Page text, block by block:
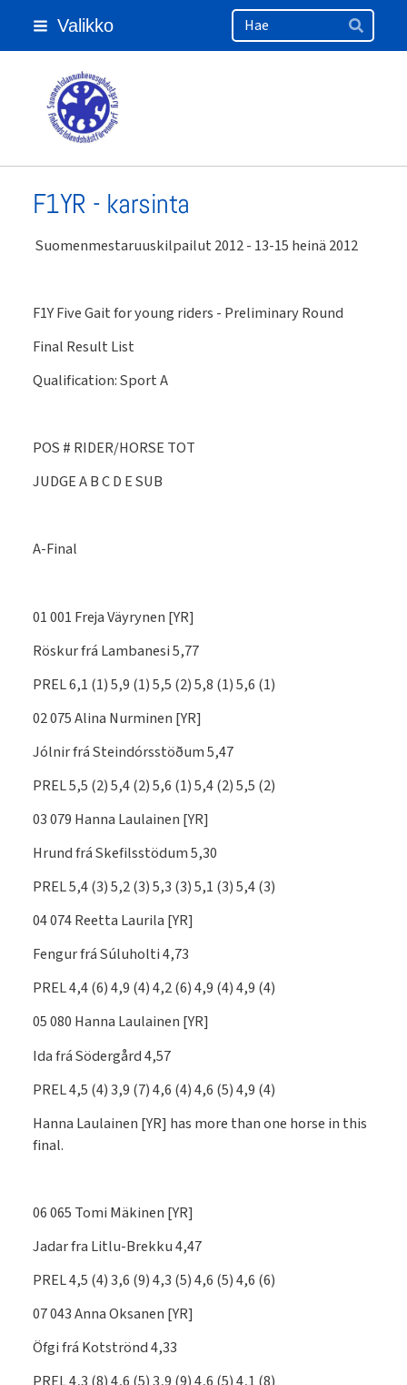
Siirry
Valikko Haku
Hae
Suomen Islanninhevosyhdistys ry
F1YR - karsinta
Suomenmestaruuskilpailut 2012 - 13-15 heinä 2012
F1Y Five Gait for young riders - Preliminary Round
Final Result List
Qualification: Sport A
POS # RIDER/HORSE TOT
JUDGE A B C D E SUB
A-Final
01 001 Freja Väyrynen [YR]
Röskur frá Lambanesi 5,77
PREL 6,1 (1) 5,9 (1) 5,5 (2) 5,8 (1) 5,6 (1)
02 075 Alina Nurminen [YR]
Jólnir frá Steindórsstöðum 5,47
PREL 5,5 (2) 5,4 (2) 5,6 (1) 5,4 (2) 5,5 (2)
03 079 Hanna Laulainen [YR]
Hrund frá Skefilsstödum 5,30
PREL 5,4 (3) 5,2 (3) 5,3 (3) 5,1 (3) 5,4 (3)
04 074 Reetta Laurila [YR]
Fengur frá Súluholti 4,73
PREL 4,4 (6) 4,9 (4) 4,2 (6) 4,9 (4) 4,9 (4)
05 080 Hanna Laulainen [YR]
Ida frá Södergård 4,57
PREL 4,5 (4) 3,9 (7) 4,6 (4) 4,6 (5) 4,9 (4)
Hanna Laulainen [YR] has more than one horse in this
final.
06 065 Tomi Mäkinen [YR]
Jadar fra Litlu-Brekku 4,47
PREL 4,5 (4) 3,6 (9) 4,3 (5) 4,6 (5) 4,6 (6)
07 043 Anna Oksanen [YR]
Öfgi frá Kotströnd 4,33